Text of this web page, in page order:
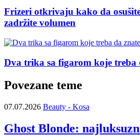
Frizeri otkrivaju kako da
zadržite volumen
Dva trika sa figarom koje treba
Povezane teme
07.07.2026 Beauty - Kosa
Ghost Blonde: